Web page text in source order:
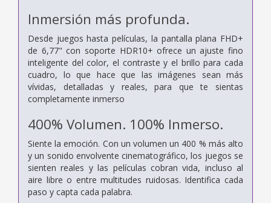
Inmersión más profunda.
Desde juegos hasta películas, la pantalla plana FHD+
de 6,77" con soporte HDR10+ ofrece un ajuste fino
inteligente del color, el contraste y el brillo para cada
cuadro, lo que hace que las imágenes sean más
vívidas, detalladas y reales, para que te sientas
completamente inmerso
400% Volumen. 100% Inmerso.
Siente la emoción. Con un volumen un 400 % más alto
y un sonido envolvente cinematográfico, los juegos se
sienten reales y las películas cobran vida, incluso al
aire libre o entre multitudes ruidosas. Identifica cada
paso y capta cada palabra.